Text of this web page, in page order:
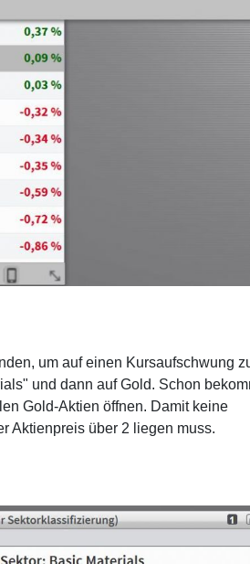
um auf einen Kursaufschwung
und dann auf Gold. Schon
Gold-Aktien öffnen. Damit keine
Aktienpreis über 2 liegen muss.